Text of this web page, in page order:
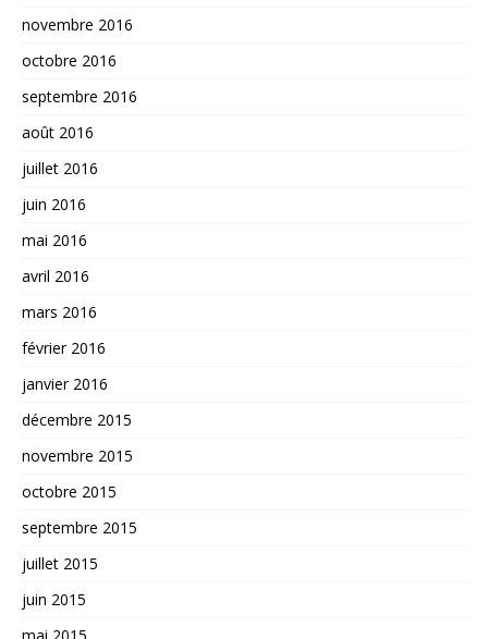
novembre 2016
octobre 2016
septembre 2016
août 2016
juillet 2016
juin 2016
mai 2016
avril 2016
mars 2016
février 2016
janvier 2016
décembre 2015
novembre 2015
octobre 2015
septembre 2015
juillet 2015
juin 2015